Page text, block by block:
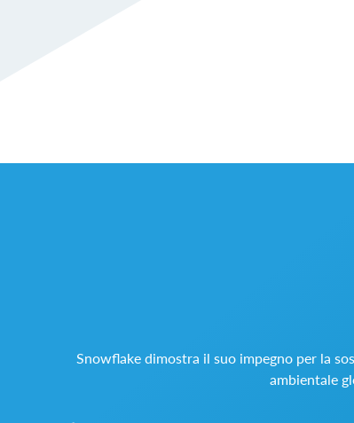
Snowflake dimostra il suo impegno per la
ambientale